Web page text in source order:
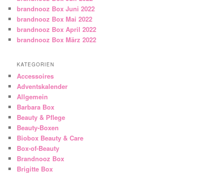
brandnooz Box Juni 2022
brandnooz Box Mai 2022
brandnooz Box April 2022
brandnooz Box März 2022
KATEGORIEN
Accessoires
Adventskalender
Allgemein
Barbara Box
Beauty & Pflege
Beauty-Boxen
Biobox Beauty & Care
Box-of-Beauty
Brandnooz Box
Brigitte Box